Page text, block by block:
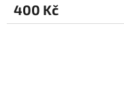
400 Kč